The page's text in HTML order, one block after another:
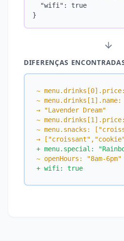
  "wifi": true
}
DIFERENÇAS
~
~ menu.drinks[1].name:
→ "Lavender Dream"
~
~ menu.snacks:
→
+ menu.special:
~ openHours: "8am-6pm"
+ wifi: true